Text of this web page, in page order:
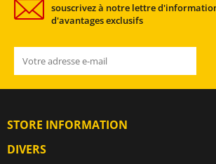
souscrivez à notre lettre
d'avantages exclusifs
STORE INFORMATION
DIVERS